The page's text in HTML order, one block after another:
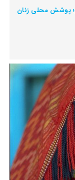
پوشش محلی زنان